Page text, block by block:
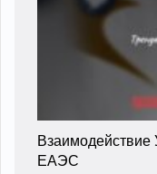
Взаимодействие
ЕАЭС